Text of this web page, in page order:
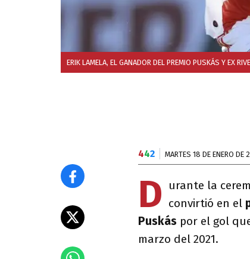
ERIK LAMELA, EL GANADOR DEL PREMIO PUSKÁS Y EX
442 MARTES 18 DE ENERO DE
D urante la
convirtió en el
Puskás por el gol
marzo del 2021.